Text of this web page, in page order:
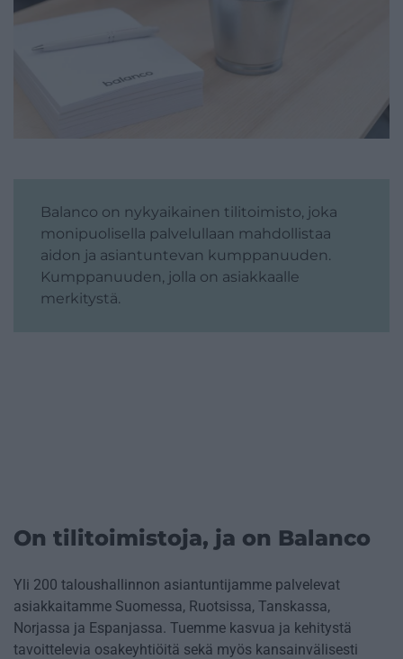
Balanco on nykyaikainen tilitoimisto, joka
monipuolisella palvelullaan mahdollistaa
aidon ja asiantuntevan kumppanuuden.
Kumppanuuden, jolla on asiakkaalle
merkitystä.
On tilitoimistoja, ja on Balanco
Yli 200 taloushallinnon asiantuntijamme palvelevat
asiakkaitamme Suomessa, Ruotsissa, Tanskassa,
Norjassa ja Espanjassa. Tuemme kasvua ja kehitystä
tavoittelevia osakeyhtiöitä sekä myös kansainvälisesti